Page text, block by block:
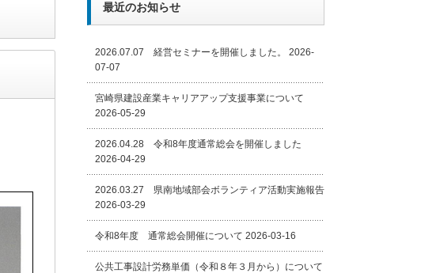
最近のお知らせ
2026.07.07 経営セミナーを開催しました。
2026-
07-07
宮崎県建設産業キャリアアップ支援事業について
2026-05-29
2026.04.28 令和8年度通常総会を開催しました
2026-04-29
2026.03.27 県南地域部会ボランティア活動実施報告
2026-03-29
令和8年度 通常総会開催について 2026-03-16
公共工事設計労務単価（令和８年３月から）について